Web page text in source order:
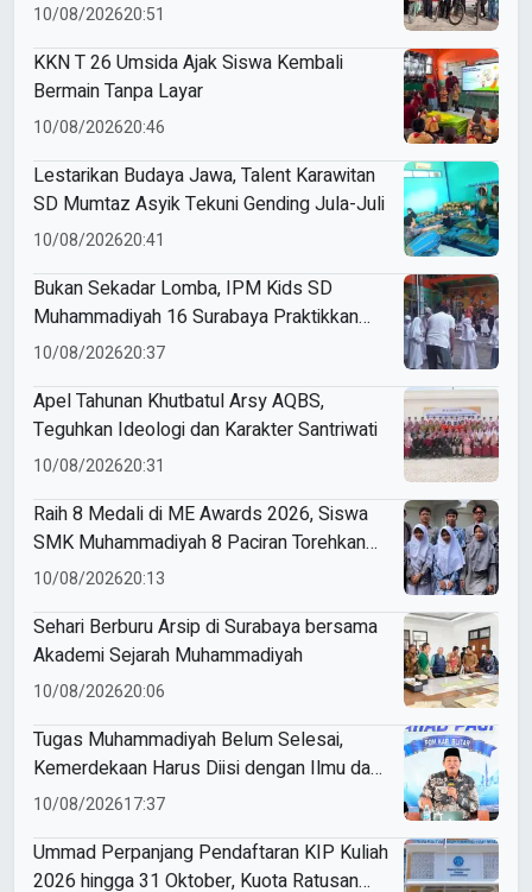
10/08/202620:51
KKN T 26 Umsida Ajak Siswa Kembali
Bermain Tanpa Layar
10/08/202620:46
Lestarikan Budaya Jawa, Talent Karawitan
SD Mumtaz Asyik Tekuni Gending Jula-Juli
10/08/202620:41
Bukan Sekadar Lomba, IPM Kids SD
Muhammadiyah 16 Surabaya Praktikkan
Kepemimpinan di HUT RI
10/08/202620:37
Apel Tahunan Khutbatul Arsy AQBS,
Teguhkan Ideologi dan Karakter Santriwati
10/08/202620:31
Raih 8 Medali di ME Awards 2026, Siswa
SMK Muhammadiyah 8 Paciran Torehkan
Prestasi
10/08/202620:13
Sehari Berburu Arsip di Surabaya bersama
Akademi Sejarah Muhammadiyah
10/08/202620:06
Tugas Muhammadiyah Belum Selesai,
Kemerdekaan Harus Diisi dengan Ilmu dan
Amal
10/08/202617:37
Ummad Perpanjang Pendaftaran KIP Kuliah
2026 hingga 31 Oktober, Kuota Ratusan